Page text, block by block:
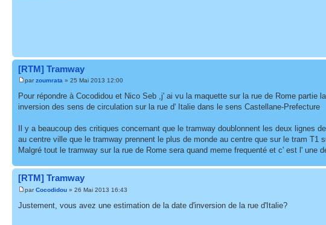
[RTM] Tramway
parzoumrata » 25 Mai 2013 12:00
Pour répondre à Cocodidou et Nico Seb ,j' ai vu la maquette sur la rue de Rome
inversion des sens de circulation sur la rue d' Italie dans le sens Castellane-Prefecture
Il y a beaucoup des critiques concernant que le tramway doublonnent les deux
au centre ville que le tramway prennent le plus de monde au centre que sur le tram T1
Malgré tout le tramway sur la rue de Rome sera quand meme frequenté et c' est l' une
[RTM] Tramway
parCocodidou » 26 Mai 2013 16:43
Justement, vous avez une estimation de la date d'inversion de la rue d'Italie?